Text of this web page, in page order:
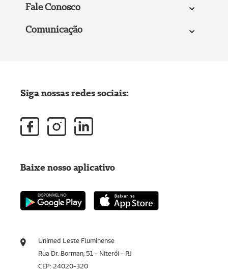
Fale Conosco
Comunicação
Unimed Leste Fluminense
Rua Dr. Borman, 51 - Niterói - RJ
CEP: 24020-320
Siga nossas redes sociais:
Baixe nosso aplicativo